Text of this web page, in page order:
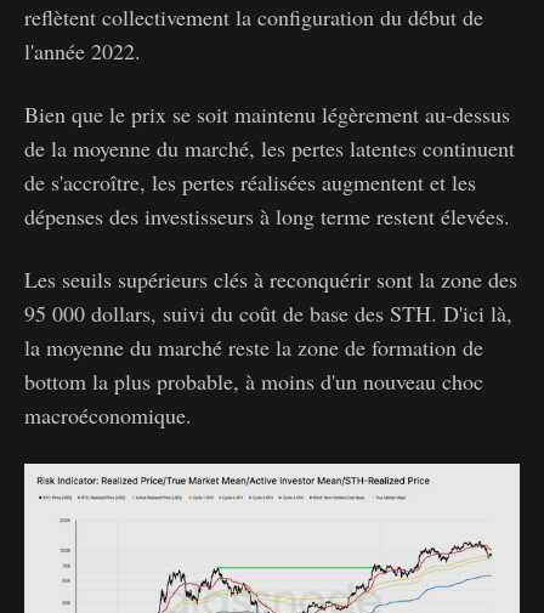
reflètent collectivement la configuration du début de
l'année 2022.
Bien que le prix se soit maintenu légèrement au-dessus
de la moyenne du marché, les pertes latentes continuent
de s'accroître, les pertes réalisées augmentent et les
dépenses des investisseurs à long terme restent élevées.
Les seuils supérieurs clés à reconquérir sont la zone des
95 000 dollars, suivi du coût de base des STH. D'ici là,
la moyenne du marché reste la zone de formation de
bottom la plus probable, à moins d'un nouveau choc
macroéconomique.